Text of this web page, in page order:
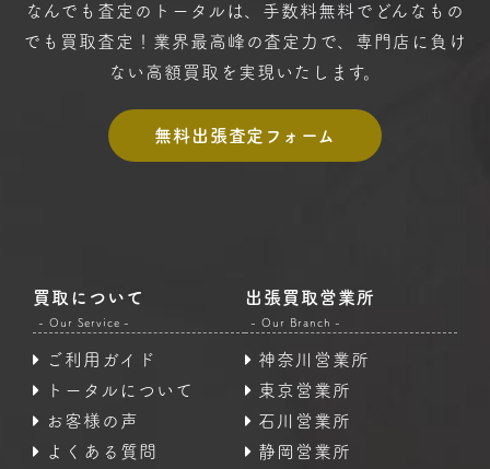
なんでも査定のトータルは、手数料無料で どんなもの
でも買取査定！ 業界最高峰の査定力で、専門店に 負け
ない高額買取を実現いたします。
無料出張査定フォーム
買取について
- Our Service -
ご利用ガイド
トータルについて
お客様の声
よくある質問
出張買取営業所
- Our Branch -
神奈川営業所
東京営業所
石川営業所
静岡営業所